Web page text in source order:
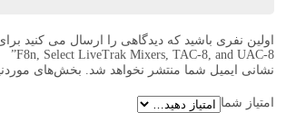
F8n, Select LiveTrak Mixers, TAC-8, and UAC-8”
نشانی ایمیل شما منتشر نخواهد شد.
بخش‌های
امتیاز شما